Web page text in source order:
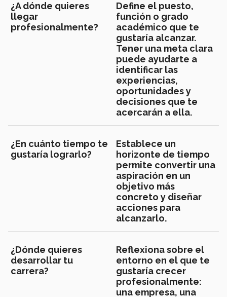
¿A dónde quieres
llegar
profesionalmente?
Define el puesto,
función o grado
académico que te
gustaría alcanzar.
Tener una meta clara
puede ayudarte a
identificar las
experiencias,
oportunidades y
decisiones que te
acercarán a ella.
¿En cuánto tiempo te
gustaría lograrlo?
Establece un
horizonte de tiempo
permite convertir una
aspiración en un
objetivo más
concreto y diseñar
acciones para
alcanzarlo.
¿Dónde quieres
desarrollar tu
carrera?
Reflexiona sobre el
entorno en el que te
gustaría crecer
profesionalmente:
una empresa, una